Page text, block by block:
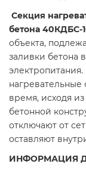
Секция
бетона 40КДБС-
объекта,
заливки бетона
нагревательные
время, исходя
бетонной
отключают от
оставляют
ИНФОРМАЦИЯ